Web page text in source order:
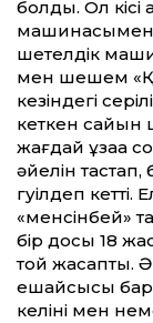
болды. Ол кісі
машинасымен
шетелдік
мен шешем
кезіндегі
кеткен сайын
жағдай ұзаққа
әйелін
гуілдеп кетті.
«менсінбей»
бір досы 18
той жасапты.
ешқайсысы
келіні мен